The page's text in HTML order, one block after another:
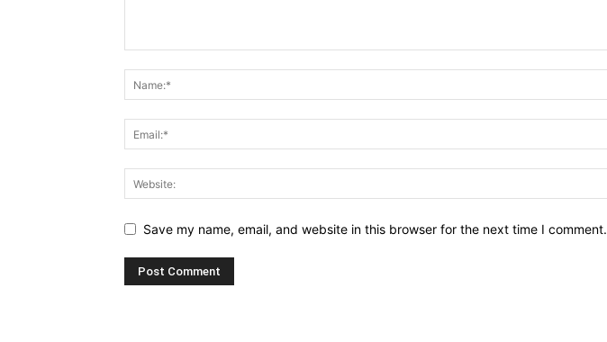
Save my name, email, and website in this browser for the next time I comment.